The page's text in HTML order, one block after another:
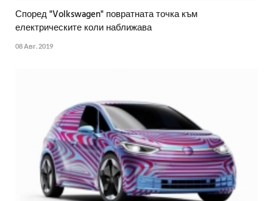
Според "Volkswagen" повратната точка към
електрическите коли наближава
08 Авг. 2019